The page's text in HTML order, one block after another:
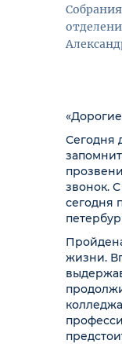
Сегодня
звонок.
сегодня
жизни.